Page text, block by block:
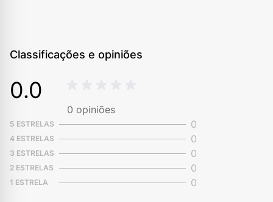
Classificações e opiniões
0.0
0 opiniões
5 ESTRELAS 0
4 ESTRELAS 0
3 ESTRELAS 0
2 ESTRELAS 0
1 ESTRELA 0